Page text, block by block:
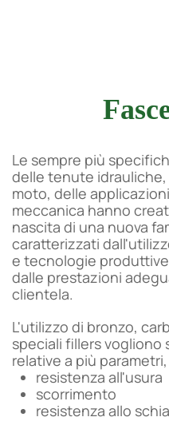
Le sempre più
delle tenute
moto, delle
meccanica hanno
nascita di una nuova
caratterizzati
e tecnologie
dalle prestazioni
clientela.
L'utilizzo di bronzo,
speciali fillers vogliono
relative a più
resistenza all'usura
scorrimento
resistenza allo